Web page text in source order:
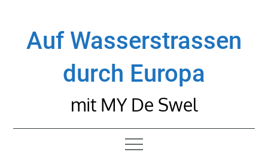
contentAuf Wasserstrassen
durch Europa
mit MY De Swel